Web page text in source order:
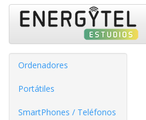
Ordenadores
Portátiles
SmartPhones / Teléfonos